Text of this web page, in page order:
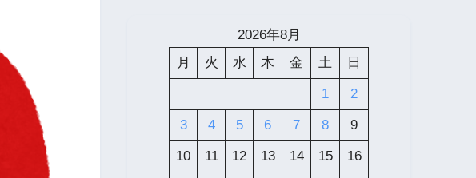
2026年8月
月
火 水 木 金 土 日
1 2
3 4 5 6 7 8 9
10 11 12 13 14 15 16